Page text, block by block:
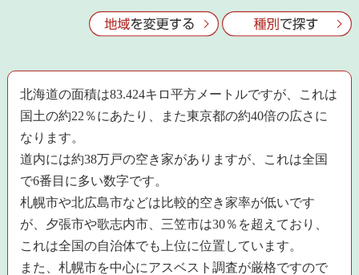
北海道の面積は83.424キロ平方メートルですが、これは
国土の約22％にあたり、また東京都の約40倍の広さに
なります。
道内には約38万戸の空き家がありますが、これは全国
で6番目に多い数字です。
札幌市や北広島市などは比較的空き家率が低いです
が、夕張市や歌志内市、三笠市は30％を超えており、
これは全国の自治体でも上位に位置しています。
また、札幌市を中心にアスベスト調査が厳格ですので